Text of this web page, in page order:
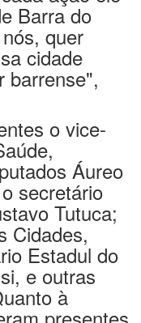
Barra do
quer
cidade
barrense",
o vice-
Áureo
secretário
Tutuca;
Cidades,
Estadul do
e outras
à